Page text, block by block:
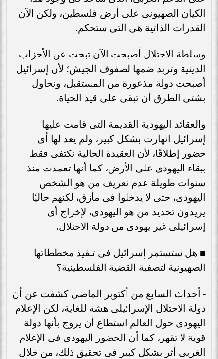
الكيان الصهيونى على أرض فلسطين، ولكن الآن
القدرات الذاتية هى التى ستحكم.
وسلطة الاحتلال أصبحت الآن تبحث عن الأحزاب
الدينية وتريد ضمها لصفوف الجيش؛ لأن إسرائيل
أصبحت دولة مذعورة من المستقبل، وتحاول
بشتى الطرق أن تبقى على قيد الحياة.
والعقائد اليهودية القديمة التى قامت عليها
إسرائيل انهارت بشكل كبير، ولم يعد لها أى
حضور إطلاقًا، لأن العقيدة الحالية تكتفى فقط
ببقاء اليهودى على الأرض، كما أنها تعمدت منذ
سنوات طويلة عدم تعريف من هو الشخص
اليهودى، حتى لا يدخلوا فى مأزق، لكنهم حاليًا
يريدون تحديد من هو اليهودى، لإخراج أى
إسرائيلى غير يهودى من دولة الاحتلال.
■ هل ستستمر إسرائيل فى تنفيذ مخططاتها
الصهيونية لتصفية القضية الفلسطينية؟
- أحداث السابع من أكتوبر الماضى كشفت عن أن
دولة الاحتلال الإسرائيلى هشة للغاية، لكن الإعلام
اليهودى حول العالم استطاع أن يروج بأنها دولة
قوية لا تقهر، كما أن الحضور اليهودى فى الإعلام
الغربى أثر بشكل كبير فى تحقيق ذلك، من خلال